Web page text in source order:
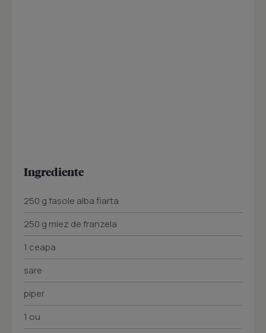
Ingrediente
250 g fasole alba fiarta
250 g miez de franzela
1 ceapa
sare
piper
1 ou